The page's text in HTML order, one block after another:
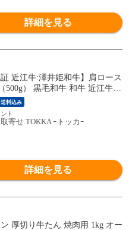
詳細を見る
500g） 黒毛和牛 和牛 近江牛
ぶ すき焼き 焼肉 ブランド牛 雌
送料込み
寄せ TOKKA ｰトッカｰ
詳細を見る